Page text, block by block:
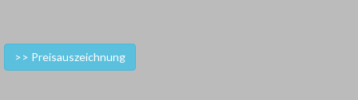
>> Preisauszeichnung